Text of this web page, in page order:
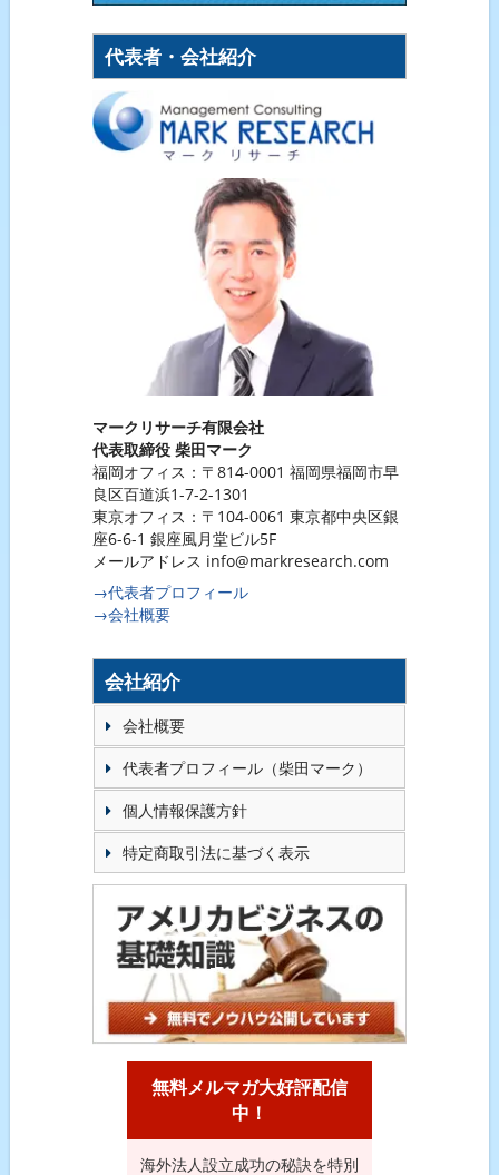
代表者・会社紹介
マークリサーチ有限会社
代表取締役 柴田マーク
福岡オフィス：〒814-0001 福岡県福岡市早
良区百道浜1-7-2-1301
東京オフィス：〒104-0061 東京都中央区銀
座6-6-1 銀座風月堂ビル5F
メールアドレス info@markresearch.com
→代表者プロフィール
→会社概要
会社紹介
会社概要
代表者プロフィール（柴田マーク）
個人情報保護方針
特定商取引法に基づく表示
無料メルマガ大好評配信
中！
海外法人設立成功の秘訣を特別